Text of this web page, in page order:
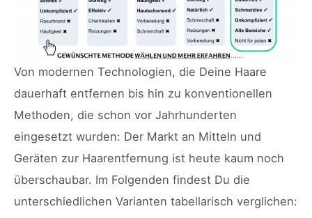
Von modernen Technologien, die Deine Haare
dauerhaft entfernen bis hin zu konventionellen
Methoden, die schon vor Jahrhunderten
eingesetzt wurden: Der Markt an Mitteln und
Geräten zur Haarentfernung ist heute kaum noch
überschaubar. Im Folgenden findest Du die
unterschiedlichen Varianten tabellarisch verglichen: